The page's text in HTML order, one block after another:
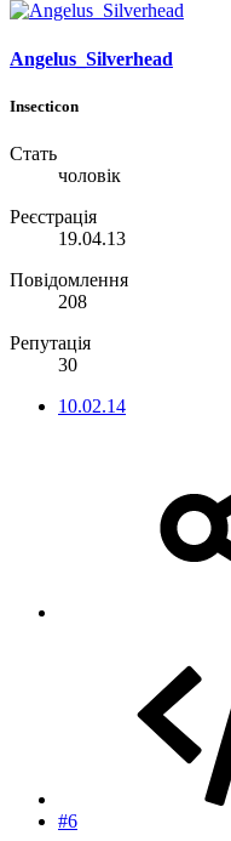
Angelus_Silverhead
Insecticon
Стать
чоловік
Реєстрація
19.04.13
Повідомлення
208
Репутація
30
10.02.14
#6